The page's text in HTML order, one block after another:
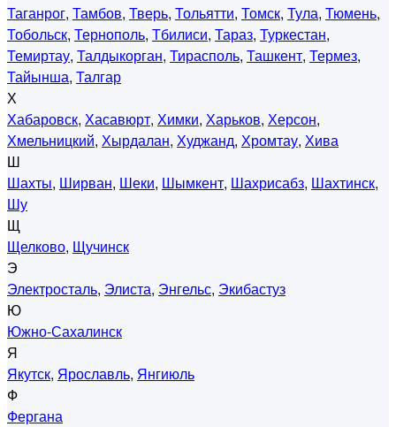
Таганрог, Тамбов, Тверь, Тольятти, Томск, Тула, Тюмень,
Тобольск, Тернополь, Тбилиси, Тараз, Туркестан,
Темиртау, Талдыкорган, Тирасполь, Ташкент, Термез,
Тайынша, Талгар
Х
Хабаровск, Хасавюрт, Химки, Харьков, Херсон,
Хмельницкий, Хырдалан, Худжанд, Хромтау, Хива
Ш
Шахты, Ширван, Шеки, Шымкент, Шахрисабз, Шахтинск,
Шу
Щ
Щелково, Щучинск
Э
Электросталь, Элиста, Энгельс, Экибастуз
Ю
Южно-Сахалинск
Я
Якутск, Ярославль, Янгиюль
Ф
Фергана